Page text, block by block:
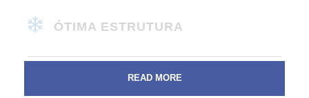
ÓTIMA ESTRUTURA
[CHILE] VALLE NEVADO 2026
READ MORE